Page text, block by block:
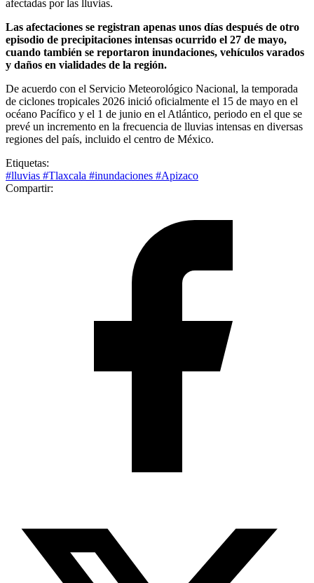
afectadas por las lluvias.
Las afectaciones se registran apenas unos días después de otro
episodio de precipitaciones intensas ocurrido el 27 de mayo,
cuando también se reportaron inundaciones, vehículos varados
y daños en vialidades de la región.
De acuerdo con el Servicio Meteorológico Nacional, la temporada
de ciclones tropicales 2026 inició oficialmente el 15 de mayo en el
océano Pacífico y el 1 de junio en el Atlántico, periodo en el que se
prevé un incremento en la frecuencia de lluvias intensas en diversas
regiones del país, incluido el centro de México.
Etiquetas:
#lluvias #Tlaxcala #inundaciones #Apizaco
Compartir: